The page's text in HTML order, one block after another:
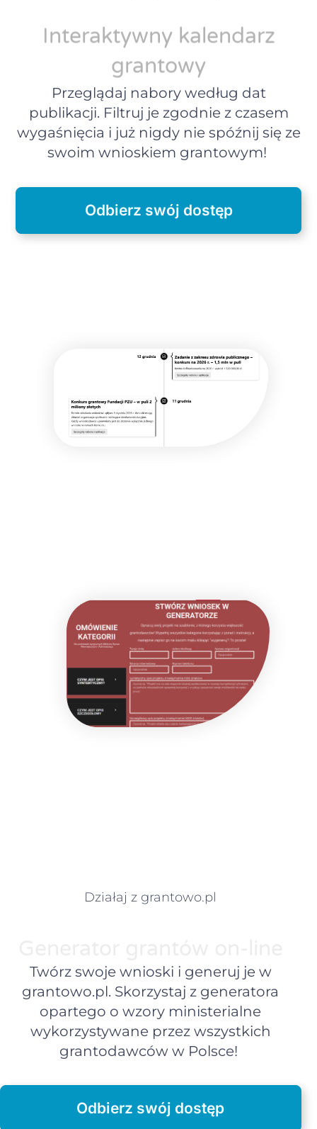
Interaktywny kalendarz
grantowy
Przeglądaj nabory według dat
publikacji. Filtruj je zgodnie z czasem
wygaśnięcia i już nigdy nie spóźnij się ze
swoim wnioskiem grantowym!
Odbierz swój dostęp
Działaj z grantowo.pl
Twórz swoje wnioski i generuj je w
grantowo.pl. Skorzystaj z generatora
opartego o wzory ministerialne
wykorzystywane przez wszystkich
grantodawców w Polsce!
Odbierz swój dostęp